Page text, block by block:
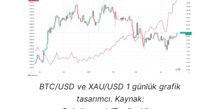
BTC/USD ve XAU/USD 1 günlük grafik
tasarımcı. Kaynak: